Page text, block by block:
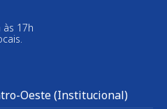
17h
Oeste (Institucional)